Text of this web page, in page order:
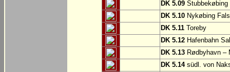
DK 5.09 Stubbekøbing
DK 5.10 Nykøbing
DK 5.11 Toreby
DK 5.12 Hafenbahn
DK 5.13 Rødbyhavn –
DK 5.14südl. von